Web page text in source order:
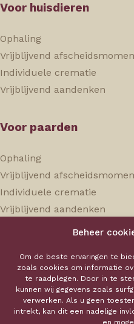
Beheer
Om de beste ervaringen te
zoals cookies om informatie
te raadplegen. Door in te
kunnen wij gegevens zoals
verwerken. Als u geen
intrekt, kan dit een nadelige
en
Voor huisdieren
Ophaling
Vrijblijvend
Individuele crematie
Vrijblijvend aandenken
Voor paarden
Ophaling
Vrijblijvend
Individuele crematie
Vrijblijvend aandenken
Over ons
Onze tarieven
Aandenken